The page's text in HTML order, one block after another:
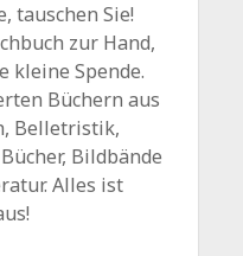
tauschen Sie!
zur Hand,
kleine Spende.
Büchern aus
Belletristik,
Bildbände
Alles ist